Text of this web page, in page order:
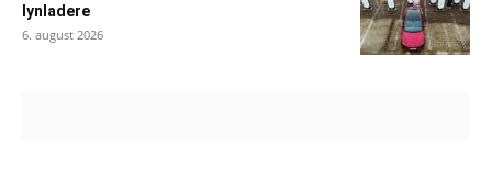
lynladere
6. august 2026